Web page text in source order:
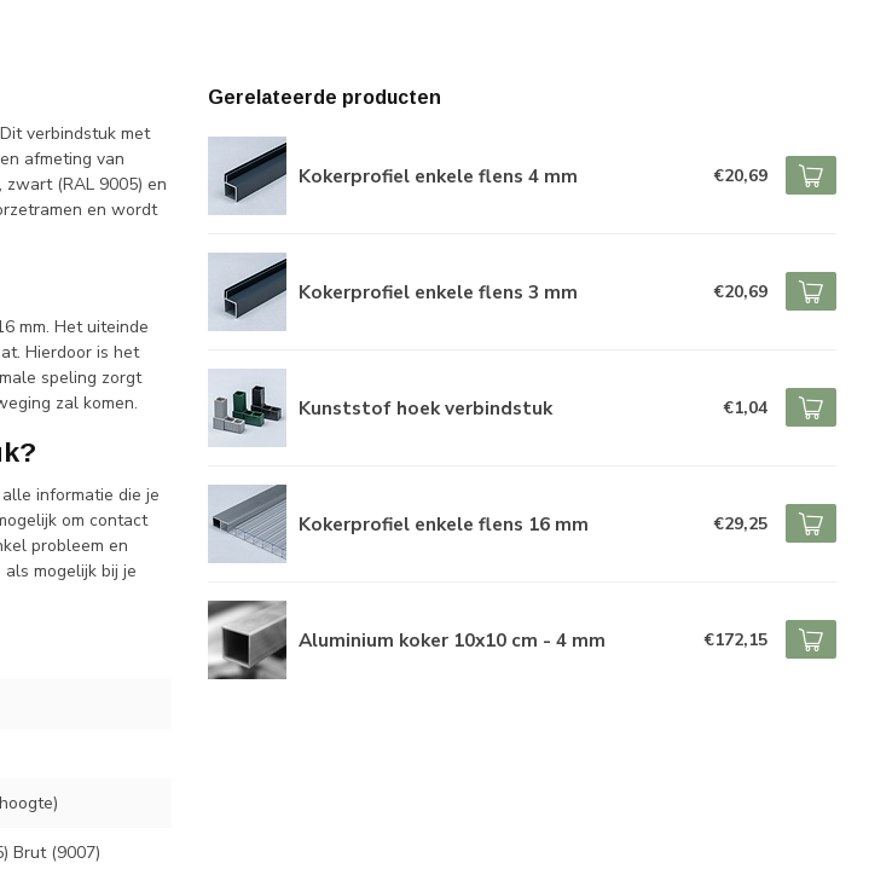
verbindstuk met
afmeting van
(RAL 9005) en
en wordt
mm. Het uiteinde
Hierdoor is het
speling zorgt
zal komen.
informatie die je
om contact
probleem en
mogelijk bij je
Brut (9007)
Gerelateerde producten
Kokerprofiel enkele flens 4 mm €20,69
Kokerprofiel enkele flens 3 mm €20,69
Kunststof hoek verbindstuk €1,04
Kokerprofiel enkele flens 16 mm €29,25
Aluminium koker 10x10 cm - 4 mm €172,15